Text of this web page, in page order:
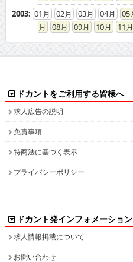
2003: 01 02 03 04 05
08
09 10 11
ドカントをご利用する皆様へ
求人広告の説明
免責事項
特商法に基づく表示
プライバシーポリシー
ドカント発インフォメーション
求人情報掲載について
お問い合わせ